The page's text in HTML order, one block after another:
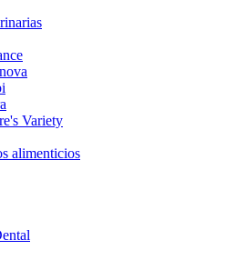
Variety
alimenticios